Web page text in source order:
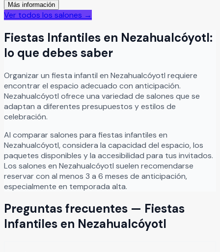
Más información
Ver todos los salones →
Fiestas Infantiles en Nezahualcóyotl:
lo que debes saber
Organizarun fiesta infantil en Nezahualcóyotl requiere
encontrar el espacio adecuado con anticipación.
Nezahualcóyotl ofrece una variedad de salones que se
adaptan a diferentes presupuestos y estilos de
celebración.
Al comparar salones para fiestas infantiles en
Nezahualcóyotl, considera la capacidad del espacio, los
paquetes disponibles y la accesibilidad para tus invitados.
Los salones en Nezahualcóyotl suelen recomendarse
reservar con al menos 3 a 6 meses de anticipación,
especialmente en temporada alta.
Preguntas frecuentes — Fiestas
Infantiles en Nezahualcóyotl